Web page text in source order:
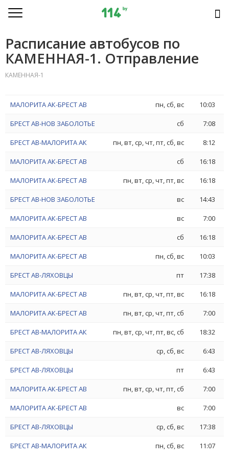
Расписание автобусов по
КАМЕННАЯ-1. Отправление
КАМЕННАЯ-1
МАЛОРИТА АК-БРЕСТ АВ пн, сб, вс 10:03
БРЕСТ АВ-НОВ ЗАБОЛОТЬЕ сб 7:08
БРЕСТ АВ-МАЛОРИТА АК пн, вт, ср, чт, пт, сб, вс 8:12
МАЛОРИТА АК-БРЕСТ АВ сб 16:18
МАЛОРИТА АК-БРЕСТ АВ пн, вт, ср, чт, пт, вс 16:18
БРЕСТ АВ-НОВ ЗАБОЛОТЬЕ вс 14:43
МАЛОРИТА АК-БРЕСТ АВ вс 7:00
МАЛОРИТА АК-БРЕСТ АВ сб 16:18
МАЛОРИТА АК-БРЕСТ АВ пн, сб, вс 10:03
БРЕСТ АВ-ЛЯХОВЦЫ пт 17:38
МАЛОРИТА АК-БРЕСТ АВ пн, вт, ср, чт, пт, вс 16:18
МАЛОРИТА АК-БРЕСТ АВ пн, вт, ср, чт, пт, сб 7:00
БРЕСТ АВ-МАЛОРИТА АК пн, вт, ср, чт, пт, вс, сб 18:32
БРЕСТ АВ-ЛЯХОВЦЫ ср, сб, вс 6:43
БРЕСТ АВ-ЛЯХОВЦЫ пт 6:43
МАЛОРИТА АК-БРЕСТ АВ пн, вт, ср, чт, пт, сб 7:00
МАЛОРИТА АК-БРЕСТ АВ вс 7:00
БРЕСТ АВ-ЛЯХОВЦЫ ср, сб, вс 17:38
БРЕСТ АВ-МАЛОРИТА АК пн, сб, вс 11:07